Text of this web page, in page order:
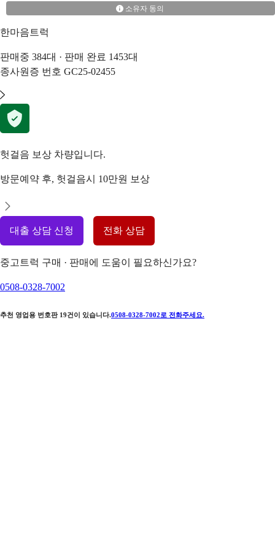
소유자 동의
한마음트럭
판매중 384대 · 판매 완료 1453대
종사원증 번호 GC25-02455
헛걸음 보상 차량입니다.
방문예약 후, 헛걸음시 10만원 보상
대출 상담 신청 전화 상담
중고트럭 구매 · 판매에 도움이 필요하신가요?
0508-0328-7002
추천 영업용 번호판 19건이 있습니다.0508-0328-7002 로 전화주세요.